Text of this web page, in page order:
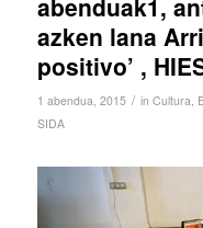
abenduak1,
azken lana
positivo’ ,
1 abendua, 2015 / in Cultura,
SIDA